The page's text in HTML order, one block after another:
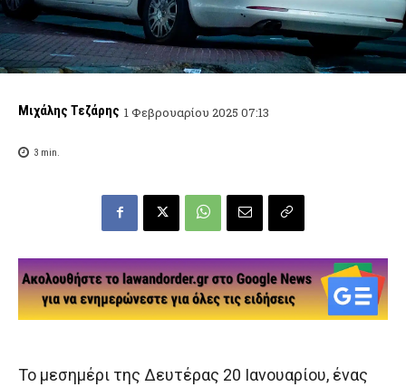
Μιχάλης Τεζάρης 1 Φεβρουαρίου 2025 07:13
3 min.
Το μεσημέρι της Δευτέρας 20 Ιανουαρίου, ένας